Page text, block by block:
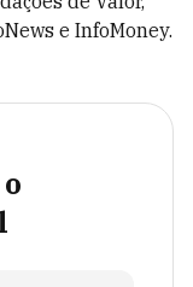
e InfoMoney.